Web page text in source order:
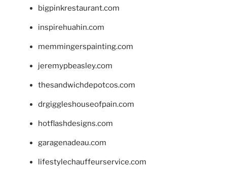
bigpinkrestaurant.com
inspirehuahin.com
memmingerspainting.com
jeremypbeasley.com
thesandwichdepotcos.com
drgiggleshouseofpain.com
hotflashdesigns.com
garagenadeau.com
lifestylechauffeurservice.com